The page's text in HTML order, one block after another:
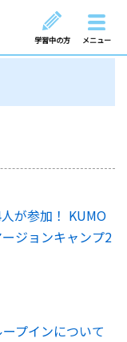
学習中の方 メニュー
が参加！ KUMO
ジョンキャンプ2
プインについて